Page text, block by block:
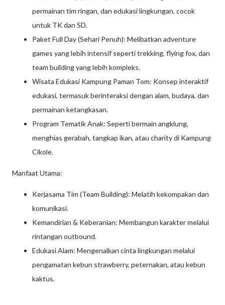
permainan tim ringan, dan edukasi lingkungan, cocok
untuk TK dan SD.
Paket Full Day (Sehari Penuh): Melibatkan adventure
games yang lebih intensif seperti trekking, flying fox, dan
team building yang lebih kompleks.
Wisata Edukasi Kampung Paman Tom: Konsep interaktif
edukasi, termasuk berinteraksi dengan alam, budaya, dan
permainan ketangkasan.
Program Tematik Anak: Seperti bermain angklung,
menghias gerabah, tangkap ikan, atau charity di Kampung
Cikole.
Manfaat Utama:
Kerjasama Tim (Team Building): Melatih kekompakan dan
komunikasi.
Kemandirian & Keberanian: Membangun karakter melalui
rintangan outbound.
Edukasi Alam: Mengenalkan cinta lingkungan melalui
pengamatan kebun strawberry, peternakan, atau kebun
kaktus.